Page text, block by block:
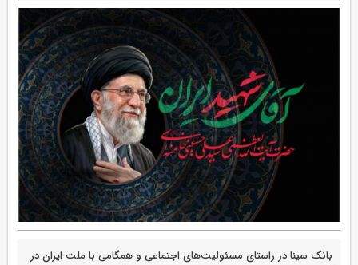
بانک سینا در راستای مسئولیت‌های اجتماعی و همگامی با ملت ایران در